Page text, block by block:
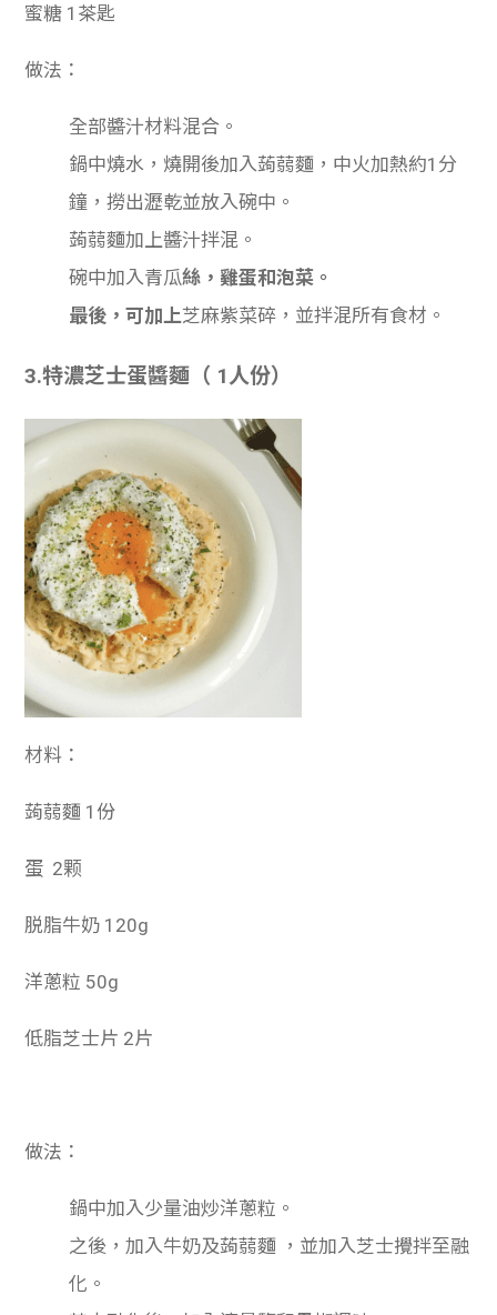
蜜糖 1茶匙
做法：
全部醬汁材料混合。
鍋中燒水，燒開後加入蒟蒻麵，中火加熱約1分
鐘，撈出瀝乾並放入碗中。
蒟蒻麵加上醬汁拌混。
碗中加入青瓜絲，雞蛋和泡菜。
最後，可加上芝麻紫菜碎，並拌混所有食材。
3.特濃芝士蛋醬麵（ 1人份）
材料：
蒟蒻麵 1份
蛋 2颗
脱脂牛奶 120g
洋蔥粒 50g
低脂芝士片 2片
做法：
鍋中加入少量油炒洋蔥粒。
之後，加入牛奶及蒟蒻麵 ，並加入芝士攪拌至融
化。